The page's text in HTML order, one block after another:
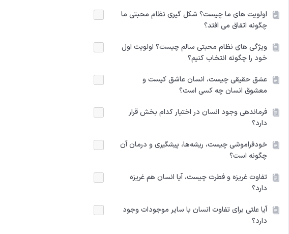
اولویت های ما چیست؟ شکل گیری نظام محبتی ما
چگونه اتفاق می افتد؟
ویژگی های نظام محبتی سالم چیست؟ اولویت‌ اول
خود را چگونه انتخاب کنیم؟
عشق حقیقی چیست، انسان عاشق کیست و
معشوق انسان چه کسی است؟
فرماندهی وجود انسان در اختیار کدام بخش قرار
دارد؟
خودفراموشی چیست، ریشه‌ها، پیشگیری و درمان آن
چگونه است؟
تفاوت غریزه و فطرت چیست، آیا انسان هم غریزه
دارد؟
آیا علتی برای تفاوت انسان با سایر موجودات وجود
دارد؟